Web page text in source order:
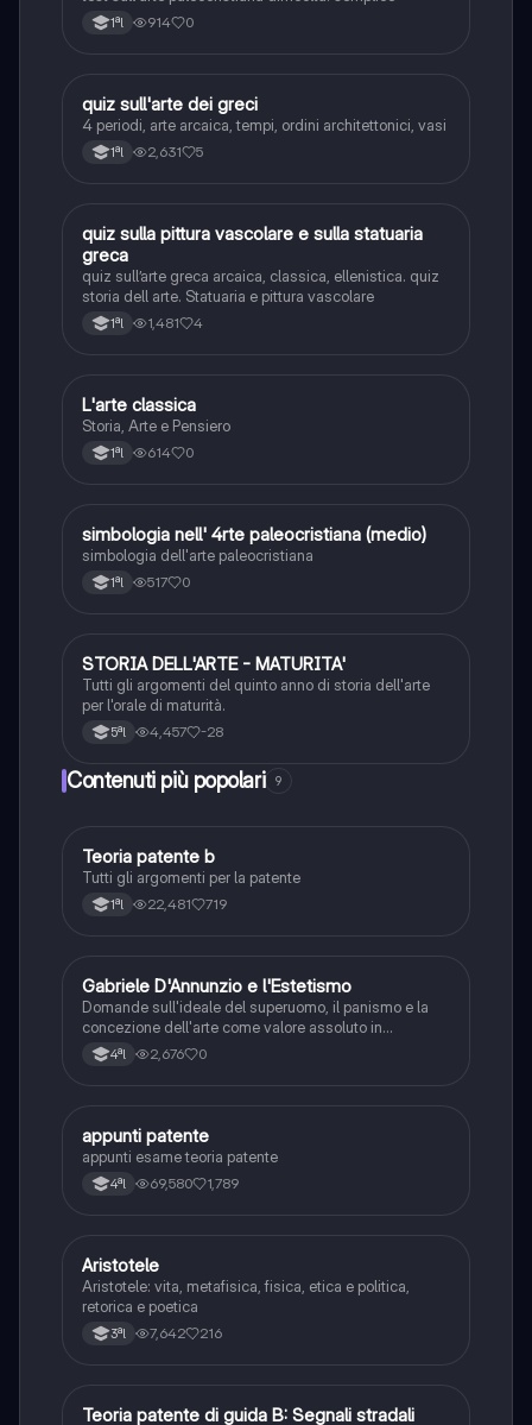
1ªl 914 0
QStoria dell'arte
quiz sull'arte dei greci
4 periodi, arte arcaica, tempi, ordini architettonici, vasi
1ªl 2,631 5
QStoria dell'arte
quiz sulla pittura vascolare e sulla statuaria
greca
quiz sull’arte greca arcaica, classica, ellenistica. quiz
storia dell arte. Statuaria e pittura vascolare
1ªl 1,481 4
LStoria dell'arte
L'arte classica
Storia, Arte e Pensiero
1ªl 614 0
SStoria dell'arte
simbologia nell' 4rte paleocristiana (medio)
simbologia dell'arte paleocristiana
1ªl 517 0
Storia dell'arte
STORIA DELL'ARTE - MATURITA'
Tutti gli argomenti del quinto anno di storia dell'arte
per l'orale di maturità.
5ªl 4,457 -28
Contenuti più popolari 9
Altro
Teoria patente b
Tutti gli argomenti per la patente
1ªl 22,481 719
GItaliano
Gabriele D'Annunzio e l'Estetismo
Domande sull'ideale del superuomo, il panismo e la
concezione dell'arte come valore assoluto in
D'Annunzio.
4ªl 2,676 0
Altro
appunti patente
appunti esame teoria patente
4ªl 69,580 1,789
Filosofia
Aristotele
Aristotele: vita, metafisica, fisica, etica e politica,
retorica e poetica
3ªl 7,642 216
Ed. civ.
Teoria patente di guida B: Segnali stradali